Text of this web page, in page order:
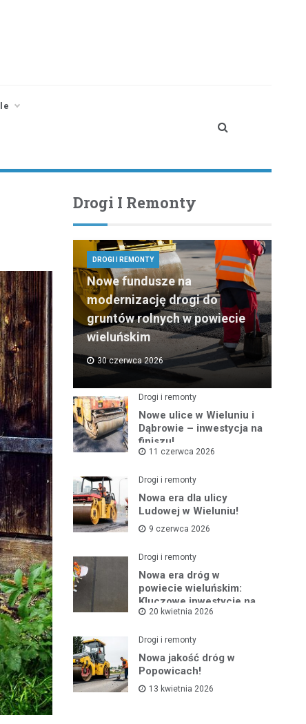
Drogi I Remonty
DROGI I REMONTY
Nowe fundusze na
modernizację drogi do
gruntów rolnych w powiecie
wieluńskim
30 czerwca 2026
Drogi i remonty
Nowe ulice w Wieluniu i
Dąbrowie – inwestycja na
finiszu!
11 czerwca 2026
Drogi i remonty
Nowa era dla ulicy
Ludowej w Wieluniu!
9 czerwca 2026
Drogi i remonty
Nowa era dróg w
powiecie wieluńskim:
Kluczowe inwestycje na
horyzoncie
20 kwietnia 2026
Drogi i remonty
Nowa jakość dróg w
Popowicach!
13 kwietnia 2026